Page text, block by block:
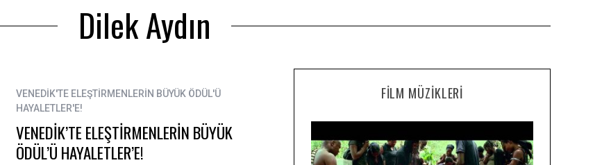
Dilek Aydın
VENEDİK'TE ELEŞTİRMENLERİN BÜYÜK ÖDÜL'Ü
HAYALETLER'E!
VENEDİK’TE ELEŞTİRMENLERİN BÜYÜK
ÖDÜL’Ü HAYALETLER’E!
FILM MÜZIKLERI